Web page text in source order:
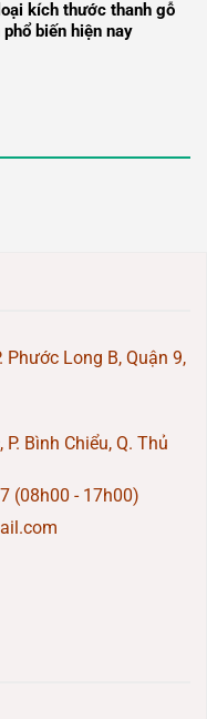
kích thước thanh gỗ
phổ biến hiện nay
Long B, Quận 9,
Bình Chiểu, Q. Thủ
(08h00 - 17h00)